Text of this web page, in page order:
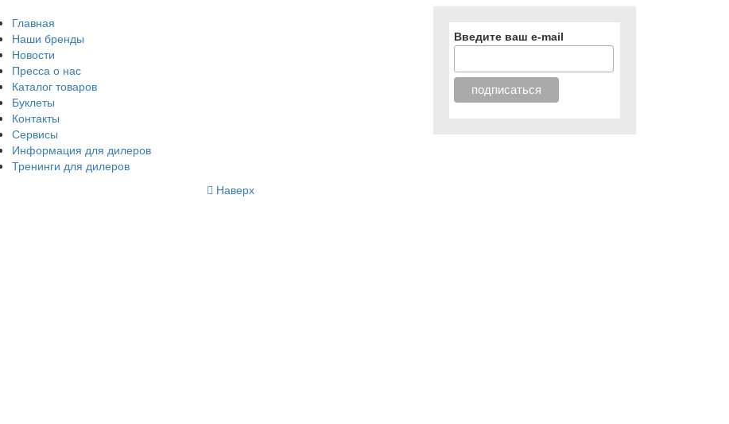
Главная
Наши бренды
Новости
Пресса о нас
Каталог товаров
Буклеты
Контакты
Сервисы
Информация для дилеров
Тренинги для дилеров
Введите ваш e-mail
Наверх